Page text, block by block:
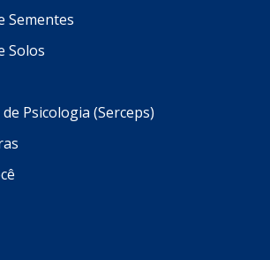
Sementes
Solos
Psicologia (Serceps)